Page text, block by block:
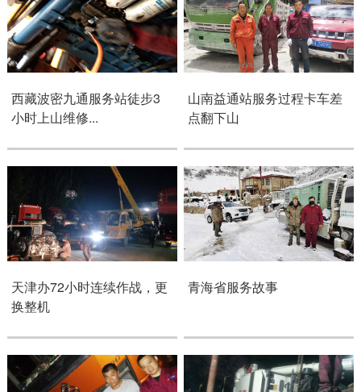
西藏波密九通服务站徒步3
小时上山维修...
山南益通站服务过程卡车差
点翻下山
天津办72小时连续作战，更
换整机
青海省服务故事